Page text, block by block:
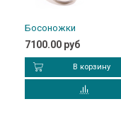
Босоножки
7100.00 руб
В корзину